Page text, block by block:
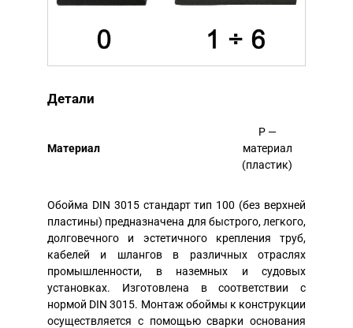
Детали
Mатериал
P —
материал
(пластик)
Обойма DIN 3015 стандарт тип 100 (без верхней
пластины) предназначена для быстрого, легкого,
долговечного и эстетичного крепления труб,
кабелей и шлангов в различных отраслях
промышленности, в наземных и судовых
установках. Изготовлена в соответствии с
нормой DIN 3015. Монтаж обоймы к конструкции
осуществляется с помощью сварки основания